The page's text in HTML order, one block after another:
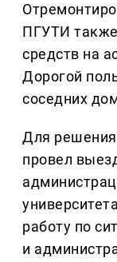
ПГУТИ также
средств на
Дорогой
соседних
Для
провел
работу по
и